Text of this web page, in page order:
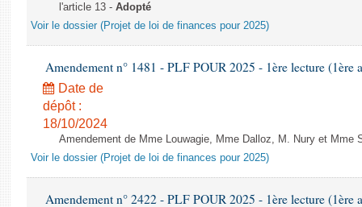
l'article 13 - Adopté
Voir le dossier (Projet de loi de finances pour 2025)
Amendement n° 1481 - PLF POUR 2025 - 1ère lecture (1ère
Date de
dépôt :
18/10/2024
Amendement de Mme Louwagie, Mme Dalloz, M. Nury et Mme
Voir le dossier (Projet de loi de finances pour 2025)
Amendement n° 2422 - PLF POUR 2025 - 1ère lecture (1ère